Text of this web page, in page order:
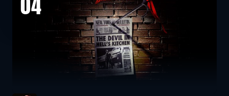
04